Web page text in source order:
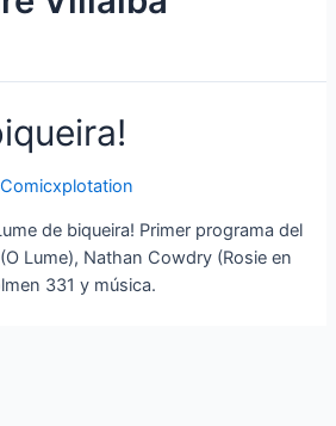
Comicxplotation
de biqueira! Primer programa del
Lume), Nathan Cowdry (Rosie en
331 y música.